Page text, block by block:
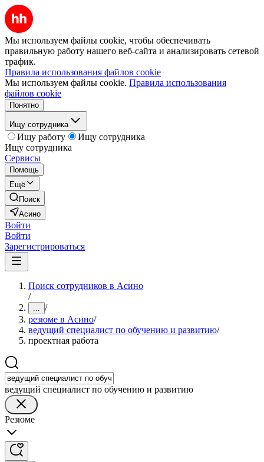
Мы используем файлы cookie, чтобы обеспечивать
правильную работу нашего веб-сайта и анализировать сетевой
трафик.
Правила использования файлов cookie
Мы используем файлы cookie. Правила использования
файлов cookie
Понятно
Ищу сотрудника
Ищу работу
Ищу сотрудника
Ищу сотрудника
Сервисы
Помощь
Ещё
Поиск
Асино
Войти
Войти
Зарегистрироваться
Поиск сотрудников в Асино
/
... /
резюме в Асино/
ведущий специалист по обучению и развитию/
проектная работа
ведущий специалист по обучению и развитию
Резюме